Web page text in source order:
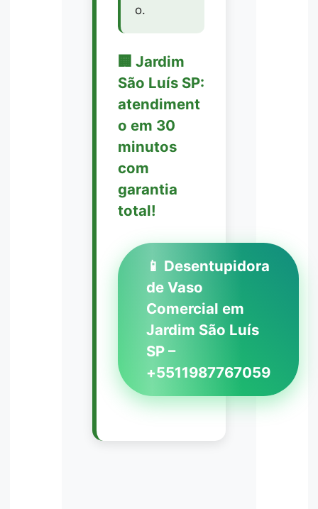
o.
🏢 Jardim
São Luís SP:
atendiment
o em 30
minutos
com
garantia
total!
📱 Desentupidora
de Vaso
Comercial em
Jardim São Luís
SP –
+5511987767059